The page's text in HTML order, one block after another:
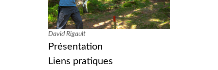
David Rigault
Présentation
Liens pratiques